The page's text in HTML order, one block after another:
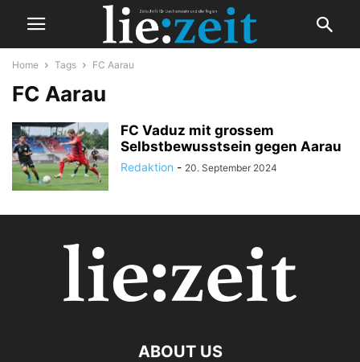
Home Tags FC Aarau
FC Aarau
FC Vaduz mit grossem
Selbstbewusstsein gegen Aarau
Redaktion - 20. September 2024
ABOUT US